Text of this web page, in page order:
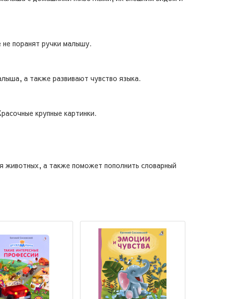
не поранят ручки малышу.
а также развивают чувство языка.
крупные картинки.
животных, а также поможет пополнить словарный